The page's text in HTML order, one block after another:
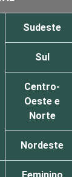
Sudeste
Sul
Centro-
Oeste e
Norte
Nordeste